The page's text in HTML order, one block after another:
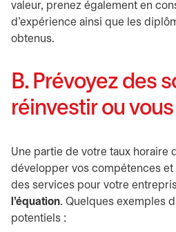
valeur, prenez également en
d’expérience ainsi que les
obtenus.
B. Prévoyez des
réinvestir ou
Une partie de votre taux horaire
développer vos compétences et
des services pour votre
l’équation. Quelques exemples
potentiels :